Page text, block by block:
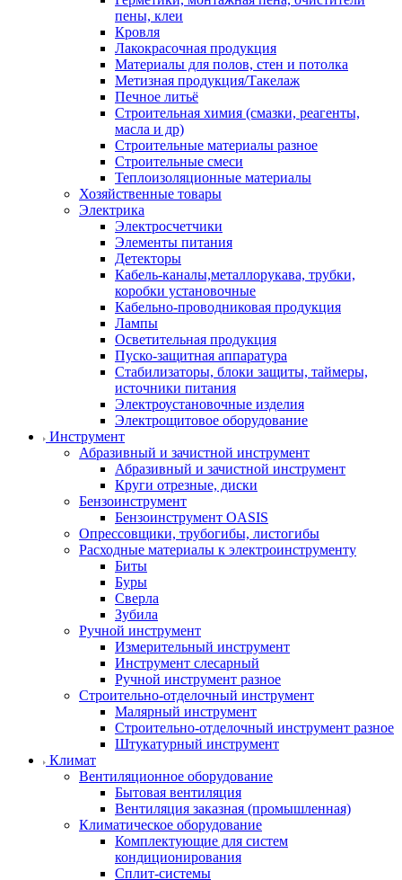
пены, клеи
Кровля
Лакокрасочная продукция
Материалы для полов, стен и потолка
Метизная продукция/Такелаж
Печное литьё
Строительная химия (смазки, реагенты,
масла и др)
Строительные материалы разное
Строительные смеси
Теплоизоляционные материалы
Хозяйственные товары
Электрика
Электросчетчики
Элементы питания
Детекторы
Кабель-каналы,металлорукава, трубки,
коробки установочные
Кабельно-проводниковая продукция
Лампы
Осветительная продукция
Пуско-защитная аппаратура
Стабилизаторы, блоки защиты, таймеры,
источники питания
Электроустановочные изделия
Электрощитовое оборудование
Инструмент
Абразивный и зачистной инструмент
Абразивный и зачистной инструмент
Круги отрезные, диски
Бензоинструмент
Бензоинструмент OASIS
Опрессовщики, трубогибы, листогибы
Расходные материалы к электроинструменту
Биты
Буры
Сверла
Зубила
Ручной инструмент
Измерительный инструмент
Инструмент слесарный
Ручной инструмент разное
Строительно-отделочный инструмент
Малярный инструмент
Строительно-отделочный инструмент разное
Штукатурный инструмент
Климат
Вентиляционное оборудование
Бытовая вентиляция
Вентиляция заказная (промышленная)
Климатическое оборудование
Комплектующие для систем
кондиционирования
Сплит-системы